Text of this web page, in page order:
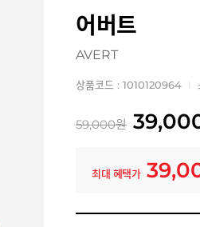
어버트
AVERT
상품코드 : 1010120964
59,000원
최대 혜택가